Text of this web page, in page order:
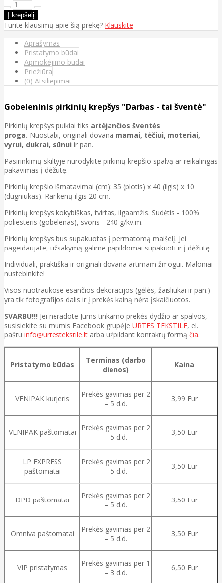
Turite klausimų apie šią prekę? Klauskite
Aprašymas
Pristatymo būdai
Apmokėjimo būdai
Priežiūra
(0) Atsiliepimai
Gobeleninis pirkinių krepšys "Darbas - tai šventė"
Pirkinių krepšys puikiai tiks artėjančios šventės
proga. Nuostabi, originali dovana mamai, tėčiui, moteriai,
vyrui, dukrai, sūnui ir pan.
Pasirinkimų skiltyje nurodykite pirkinių krepšio spalvą ar reikalingas
pakavimas į dėžutę.
Pirkinių krepšio išmatavimai (cm): 35 (plotis) x 40 (ilgis) x 10
(dugniukas). Rankenų ilgis 20 cm.
Pirkinių krepšys kokybiškas, tvirtas, ilgaamžis. Sudėtis - 100%
poliesteris (gobelenas), svoris - 240 g/kv.m.
Pirkinių krepšys bus supakuotas į permatomą maišelį. Jei
pageidaujate, užsakymą galime papildomai supakuoti ir į dėžutę.
Individuali, praktiška ir originali dovana artimam žmogui. Maloniai
nustebinkite!
Visos nuotraukose esančios dekoracijos (gėlės, žaisliukai ir pan.)
yra tik fotografijos dalis ir į prekės kainą nėra įskaičiuotos.
SVARBU!!! Jei neradote Jums tinkamo prekės dydžio ar spalvos,
susisiekite su mumis Facebook grupėje URTES TEKSTILE, el.
paštu info@urtestekstile.lt arba užpildant kontaktų formą čia.
Pristatymo būdas
Terminas (darbo
dienos)
Kaina
VENIPAK kurjeris
Prekės gavimas per 2
– 5 d.d.
3,99 Eur
VENIPAK paštomatai
Prekės gavimas per 2
– 5 d.d.
3,50 Eur
LP EXPRESS
paštomatai
Prekės gavimas per 2
– 5 d.d.
3,50 Eur
DPD paštomatai
Prekės gavimas per 2
– 5 d.d.
3,50 Eur
Omniva paštomatai
Prekės gavimas per 2
– 5 d.d.
3,50 Eur
VIP pristatymas
Prekės gavimas per 1
– 3 d.d.
6,50 Eur